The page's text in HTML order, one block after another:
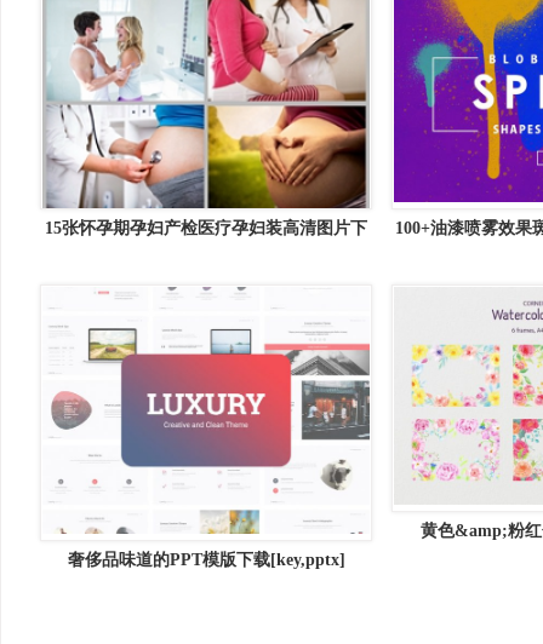
15张怀孕期孕妇产检医疗孕妇装高清图片下
100+油漆喷雾效果
奢侈品味道的PPT模版下载[key,pptx]
黄色&amp;粉